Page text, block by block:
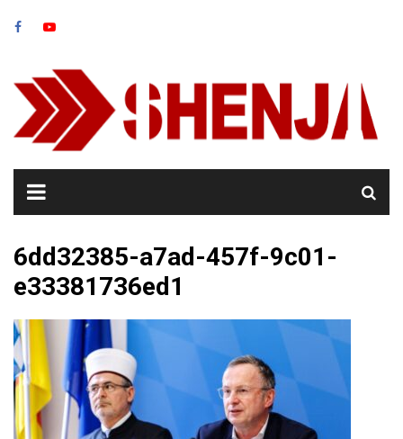
6dd32385-a7ad-457f-9c01-
e33381736ed1